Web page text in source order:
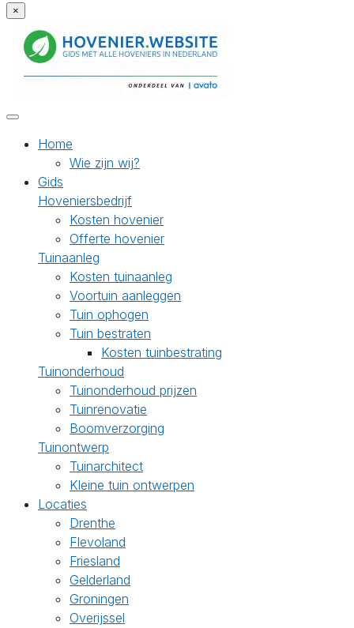
×
Home
Wie zijn wij?
Gids
Hoveniersbedrijf
Kosten hovenier
Offerte hovenier
Tuinaanleg
Kosten tuinaanleg
Voortuin aanleggen
Tuin ophogen
Tuin bestraten
Kosten tuinbestrating
Tuinonderhoud
Tuinonderhoud prijzen
Tuinrenovatie
Boomverzorging
Tuinontwerp
Tuinarchitect
Kleine tuin ontwerpen
Locaties
Drenthe
Flevoland
Friesland
Gelderland
Groningen
Overijssel